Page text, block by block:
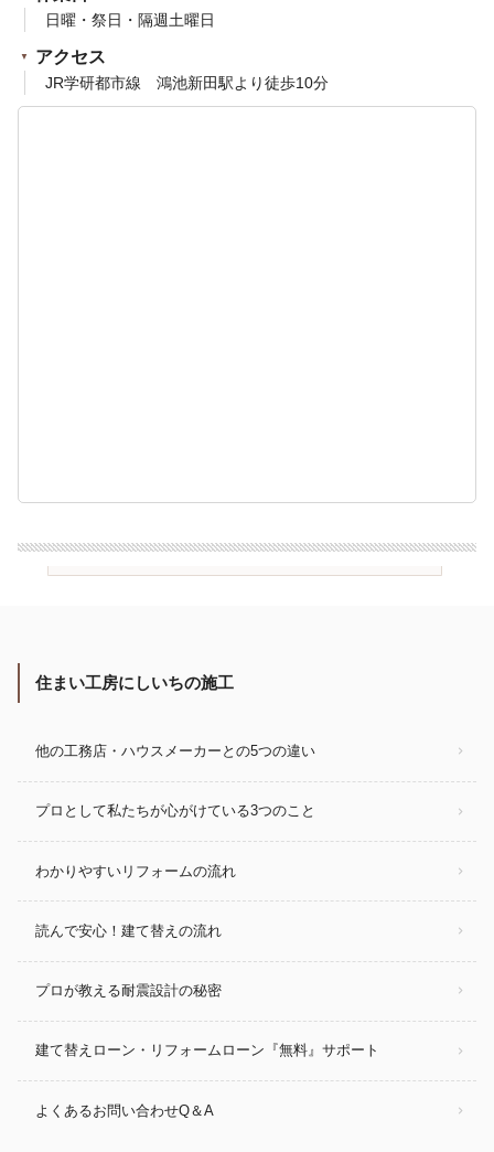
日曜・祭日・隔週土曜日
アクセス
JR学研都市線 鴻池新田駅より徒歩10分
住まい工房にしいちの施工
他の工務店・ハウスメーカーとの5つの違い
プロとして私たちが心がけている3つのこと
わかりやすいリフォームの流れ
読んで安心！建て替えの流れ
プロが教える耐震設計の秘密
建て替えローン・リフォームローン『無料』サポート
よくあるお問い合わせQ＆A